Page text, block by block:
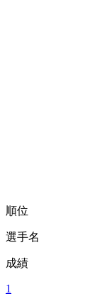
順位
選手名
成績
1